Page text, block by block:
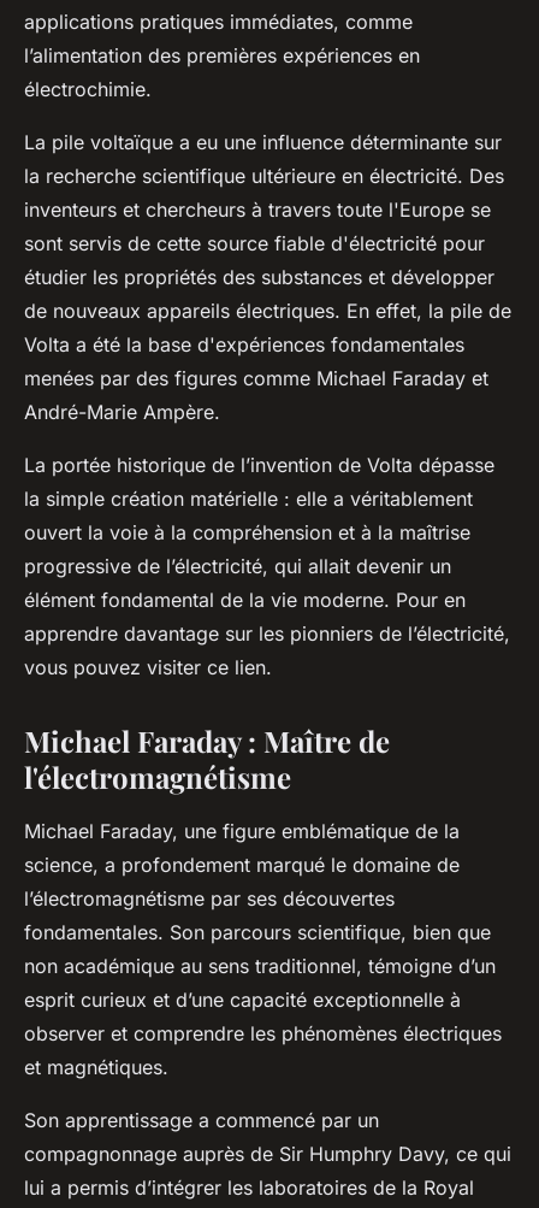
applications pratiques immédiates, comme
l’alimentation des premières expériences en
électrochimie.
La pile voltaïque a eu une influence déterminante sur
la recherche scientifique ultérieure en électricité. Des
inventeurs et chercheurs à travers toute l'Europe se
sont servis de cette source fiable d'électricité pour
étudier les propriétés des substances et développer
de nouveaux appareils électriques. En effet, la pile de
Volta a été la base d'expériences fondamentales
menées par des figures comme Michael Faraday et
André-Marie Ampère.
La portée historique de l’invention de Volta dépasse
la simple création matérielle : elle a véritablement
ouvert la voie à la compréhension et à la maîtrise
progressive de l’électricité, qui allait devenir un
élément fondamental de la vie moderne. Pour en
apprendre davantage sur les pionniers de l’électricité,
vous pouvez visiter ce lien.
Michael Faraday : Maître de
l'électromagnétisme
Michael Faraday, une figure emblématique de la
science, a profondement marqué le domaine de
l’électromagnétisme par ses découvertes
fondamentales. Son parcours scientifique, bien que
non académique au sens traditionnel, témoigne d’un
esprit curieux et d’une capacité exceptionnelle à
observer et comprendre les phénomènes électriques
et magnétiques.
Son apprentissage a commencé par un
compagnonnage auprès de Sir Humphry Davy, ce qui
lui a permis d’intégrer les laboratoires de la Royal